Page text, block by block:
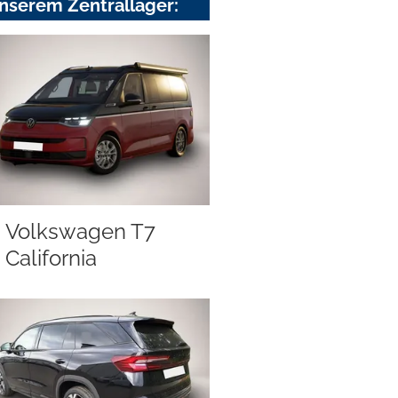
Zentrallager:
Volkswagen T7
California